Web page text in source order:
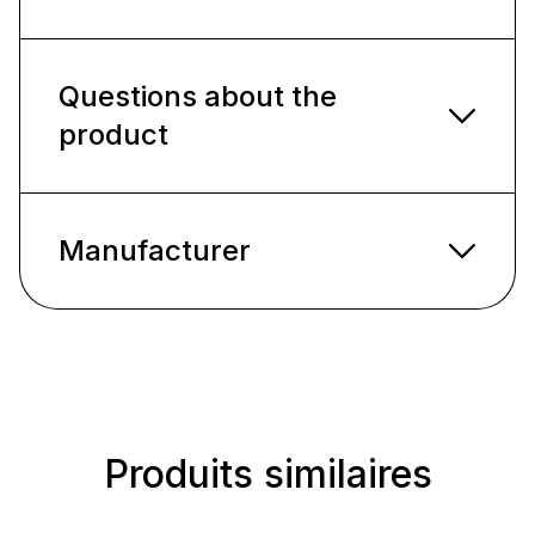
Questions about the
product
Manufacturer
Ignorer la galerie de produits
Produits similaires